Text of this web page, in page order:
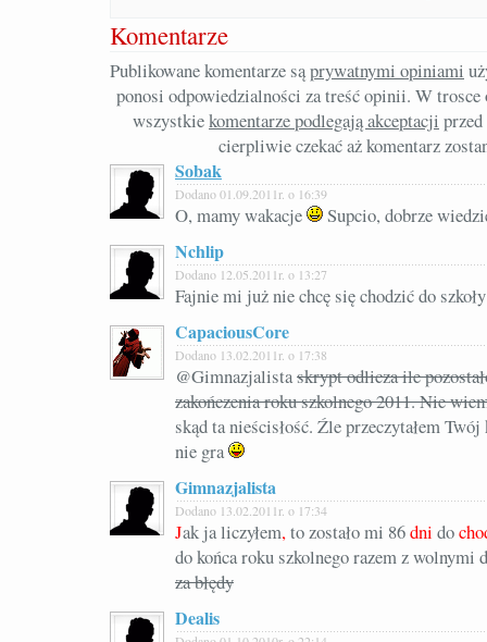
Komentarze
Publikowane komentarze sąprywatnymi opiniami
ponosi odpowiedzialności za treść opinii. W
wszystkiekomentarze podlegają akceptacji
cierpliwie czekać aż komentarz
Sobak
Dodano 01.09.2011r. o 16:39
O, mamy wakacje
Supcio, dobrze
Nchlip
Dodano 12.05.2011r. o 13:27
Fajnie mi już nie chcę się chodzić do szkoły
CapaciousCore
Dodano 13.02.2011r. o 17:38
@Gimnazjalistaskrypt odlicza ile
zakończenia roku szkolnego 2011. Nie
skąd ta nieścisłość. Źle przeczytałem
nie gra
Gimnazjalista
Dodano 13.02.2011r. o 17:34
Jak ja liczyłem,to zostało mi 86dni do
do końca roku szkolnego razem z wolnymi
za błędy
Dealis